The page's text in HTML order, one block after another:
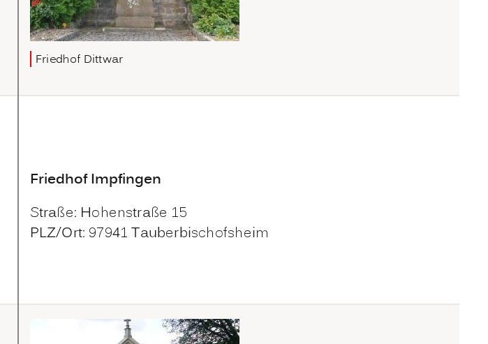
Friedhof Dittwar
Friedhof Impfingen
Straße: Hohenstraße 15
PLZ/Ort: 97941 Tauberbischofsheim